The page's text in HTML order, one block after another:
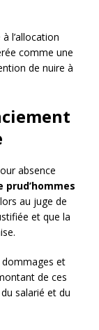
l’allocation
comme une
de nuire à
absence
prud’hommes
au juge de
et que la
dommages et
de ces
salarié et du